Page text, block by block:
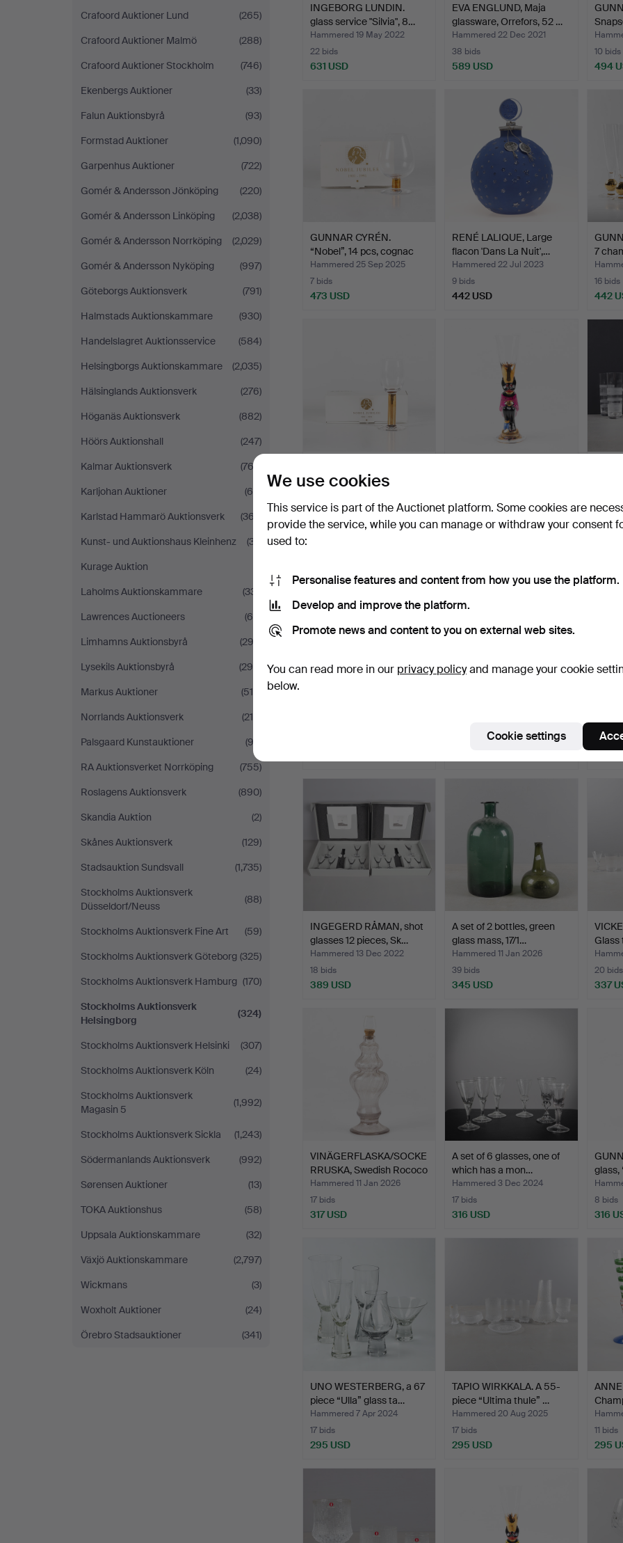
Crafoord Auktioner Lund
(265)
Crafoord Auktioner Malmö
(288)
Crafoord Auktioner Stockholm
(746)
Ekenbergs Auktioner
(33)
Falun Auktionsbyrå
(93)
Formstad Auktioner
(1,090)
Garpenhus Auktioner
(722)
Gomér & Andersson Jönköping
(220)
Gomér & Andersson Linköping
(2,038)
Gomér & Andersson Norrköping
(2,029)
Gomér & Andersson Nyköping
(997)
Göteborgs Auktionsverk
(791)
Halmstads Auktionskammare
(930)
Handelslagret Auktionsservice
(584)
Helsingborgs Auktionskammare
(2,035)
Hälsinglands Auktionsverk
(276)
Höganäs Auktionsverk
(882)
Höörs Auktionshall
(247)
Kalmar Auktionsverk
(762)
Karljohan Auktioner
(60)
Karlstad Hammarö Auktionsverk
(367)
Kunst- und Auktionshaus Kleinhenz
(37)
Kurage Auktion
Laholms Auktionskammare
(331)
Lawrences Auctioneers
(66)
Limhamns Auktionsbyrå
(293)
Lysekils Auktionsbyrå
(298)
Markus Auktioner
(516)
Norrlands Auktionsverk
(219)
Palsgaard Kunstauktioner
(92)
RA Auktionsverket Norrköping
(755)
Roslagens Auktionsverk
(890)
Skandia Auktion
(2)
Skånes Auktionsverk
(129)
Stadsauktion Sundsvall
(1,735)
Stockholms Auktionsverk
Düsseldorf/Neuss
(88)
Stockholms Auktionsverk Fine Art
(59)
Stockholms Auktionsverk Göteborg (325)
Stockholms Auktionsverk Hamburg (170)
Stockholms Auktionsverk
Helsingborg
(324)
Stockholms Auktionsverk Helsinki
(307)
Stockholms Auktionsverk Köln
(24)
Stockholms Auktionsverk
Magasin 5
(1,992)
Stockholms Auktionsverk Sickla
(1,243)
Södermanlands Auktionsverk
(992)
Sørensen Auktioner
(13)
TOKA Auktionshus
(58)
Uppsala Auktionskammare
(32)
Växjö Auktionskammare
(2,797)
Wickmans
(3)
Woxholt Auktioner
(24)
Örebro Stadsauktioner
(341)
INGEBORG LUNDIN.
glass service "Silvia", 8…
Hammered 19 May 2022
22 bids
631 USD
EVA ENGLUND, Maja
glassware, Orrefors, 52 …
Hammered 22 Dec 2021
38 bids
589 USD
10 bids
494
GUNNAR CYRÉN.
“Nobel”, 14 pcs, cognac
glas…
Hammered 25 Sep 2025
7 bids
473 USD
RENÉ LALIQUE, Large
flacon 'Dans La Nuit',…
Hammered 22 Jul 2023
9 bids
442 USD
7
16 bids
442
“Nobel”, 7 wine glasses,
10 bids
442 USD
11 bids
442 USD
11 bids
436
10 bids
INGEGERD RÅMAN, shot
glasses 12 pieces, Sk…
Hammered 13 Dec 2022
18 bids
389 USD
A set of 2 bottles, green
glass mass, 17/1…
Hammered 11 Jan 2026
39 bids
345 USD
Glass
20 bids
337
VINÄGERFLASKA/SOCKE
RRUSKA, Swedish Rococo
…
Hammered 11 Jan 2026
17 bids
317 USD
A set of 6 glasses, one of
which has a mon…
Hammered 3 Dec 2024
17 bids
316 USD
glass,
8 bids
316
UNO WESTERBERG, a 67
piece “Ulla” glass ta…
Hammered 7 Apr 2024
17 bids
295 USD
TAPIO WIRKKALA. A 55-
piece “Ultima thule” …
Hammered 20 Aug 2025
17 bids
295 USD
11 bids
295
We use cookies
This service is part of the Auctionet platform. Some cookies are
provide the service, while you can manage or withdraw your consent
used to:
Personalise features and content from how you use the platform.
Develop and improve the platform.
Promote news and content to you on external web sites.
You can read more in our privacy policyand manage your cookie
below.
Cookie settings